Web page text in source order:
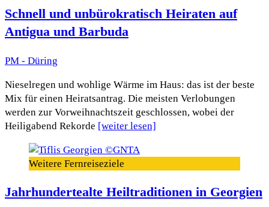
Schnell und unbürokratisch Heiraten auf
Antigua und Barbuda
PM - Düring
Nieselregen und wohlige Wärme im Haus: das ist der beste
Mix für einen Heiratsantrag. Die meisten Verlobungen
werden zur Vorweihnachtszeit geschlossen, wobei der
Heiligabend Rekorde [weiter lesen]
Weitere Fernreiseziele
Jahrhundertealte Heiltraditionen in Georgien